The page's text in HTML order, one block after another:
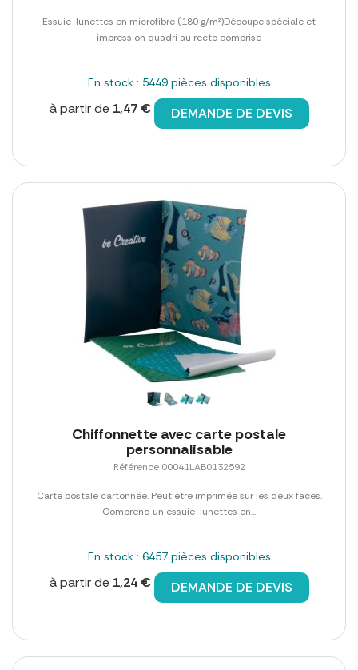
Essuie-lunettes en microfibre (180 g/m²)Découpe spéciale et
impression quadri au recto comprise
En stock : 5449 pièces disponibles
à partir de 1,47 € DEMANDE DE DEVIS
Chiffonnette avec carte postale
personnalisable
Référence 00041LAB0132592
Carte postale cartonnée. Peut être imprimée sur les deux faces.
Comprend un essuie-lunettes en...
En stock : 6457 pièces disponibles
à partir de 1,24 € DEMANDE DE DEVIS